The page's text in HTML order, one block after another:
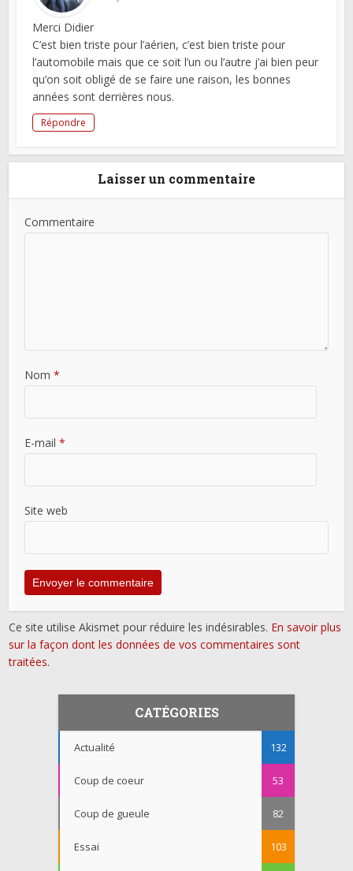
Merci Didier
C’est bien triste pour l’aérien, c’est bien triste pour
l’automobile mais que ce soit l’un ou l’autre j’ai bien peur
qu’on soit obligé de se faire une raison, les bonnes
années sont derrières nous.
Répondre
Laisser un commentaire
Commentaire
Nom*
E-mail*
Site web
Ce site utilise Akismet pour réduire les indésirables. En savoir plus
sur la façon dont les données de vos commentaires sont
traitées.
CATÉGORIES
Actualité 132
Coup de coeur 53
Coup de gueule 82
Essai 103